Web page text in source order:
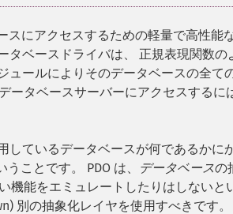
スにアクセスするための軽量で高性能
タベースドライバは、 正規表現関数の
ュールによりそのデータベースの全て
タベースサーバーにアクセスするに
しているデータベースが何であるかに
ことです。 PDO は、
データベースの
機能をエミュレートしたりはしないと
別の抽象化レイヤを使用すべきです。